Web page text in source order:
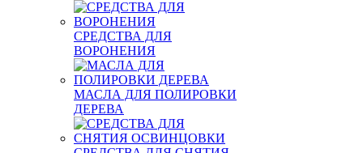
СРЕДСТВА ДЛЯ
ВОРОНЕНИЯ
МАСЛА ДЛЯ ПОЛИРОВКИ
ДЕРЕВА